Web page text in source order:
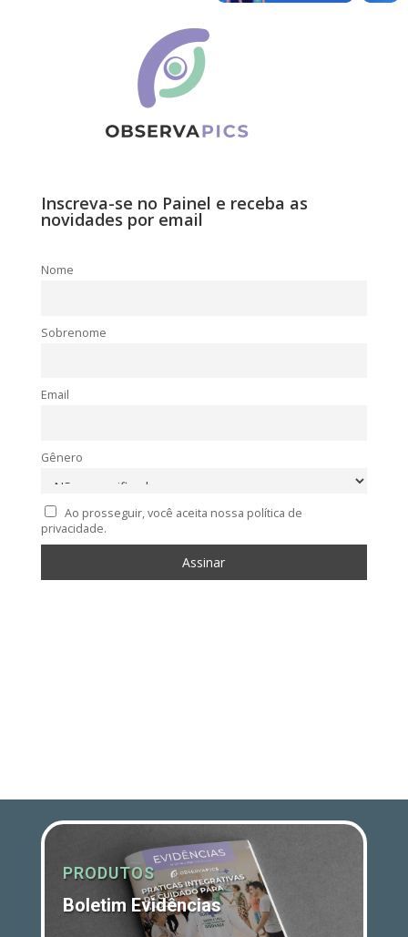
Inscreva-se no Painel e receba as
novidades por email
Nome
Sobrenome
Email
Gênero
Ao prosseguir, você aceita nossa política de
privacidade.
PRODUTOS
Boletim Evidências